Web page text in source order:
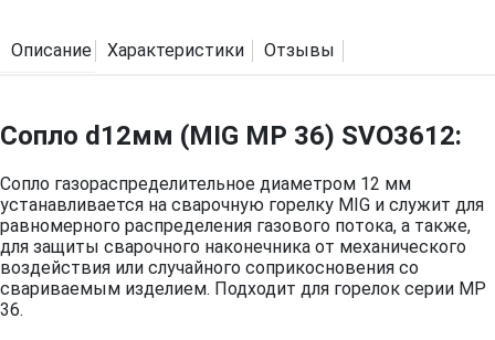
Описание Характеристики Отзывы
Сопло d12мм (MIG MP 36) SVO3612:
Сопло газораспределительное диаметром 12 мм
устанавливается на сварочную горелку MIG и служит для
равномерного распределения газового потока, а также,
для защиты сварочного наконечника от механического
воздействия или случайного соприкосновения со
свариваемым изделием. Подходит для горелок серии MP
36.